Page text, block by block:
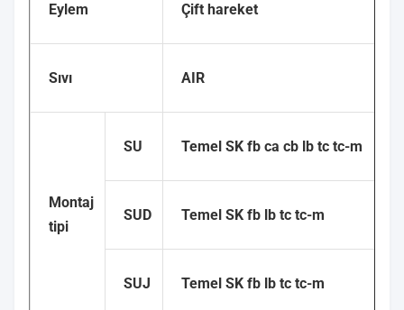
Eylem Çift hareket
Sıvı AIR
Montaj
tipi
SU Temel SK fb ca cb lb tc tc-m
SUD Temel SK fb lb tc tc-m
SUJ Temel SK fb lb tc tc-m